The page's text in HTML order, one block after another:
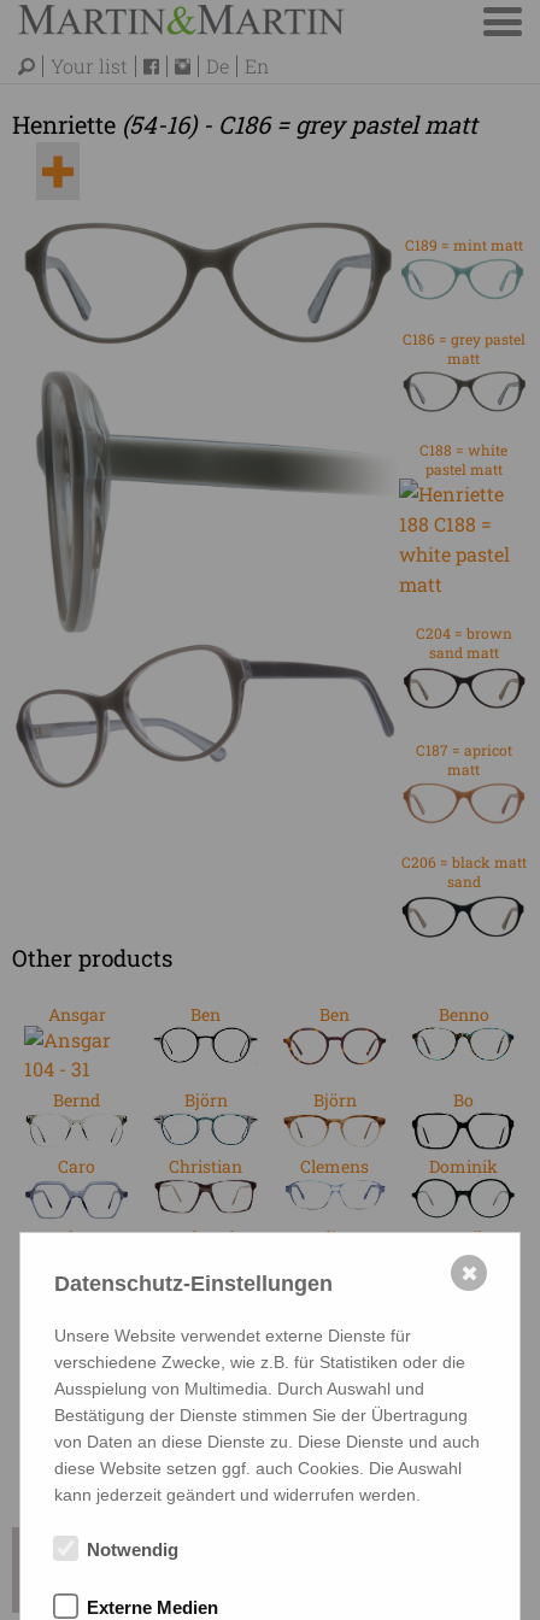
Your list De En
Henriette (54-16) - C186 = grey pastel matt
C189 = mint matt
C186 = grey pastel
matt
C188 = white
pastel matt
C204 = brown
sand matt
C187 = apricot
matt
C206 = black matt
sand
Other products
Ansgar Ben Ben Benno
Bernd Björn Björn Bo
Caro Christian Clemens Dominik
Edgar Eduard Elias Emil
Frederike Fritz Gerd
Greta Greta Gustav Heidi
Henriette Herbert
Datenschutz-Einstellungen
Unsere Website verwendet externe Dienste für
verschiedene Zwecke, wie z.B. für Statistiken oder die
Ausspielung von Multimedia. Durch Auswahl und
Bestätigung der Dienste stimmen Sie der Übertragung
von Daten an diese Dienste zu. Diese Dienste und auch
diese Website setzen ggf. auch Cookies. Die Auswahl
kann jederzeit geändert und widerrufen werden.
Notwendig
Externe Medien
✖